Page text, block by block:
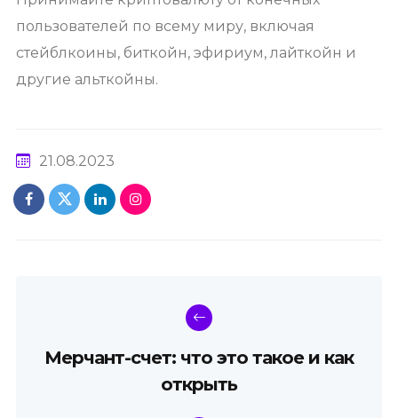
пользователей по всему миру, включая
стейблкоины, биткойн, эфириум, лайткойн и
другие альткойны.
21.08.2023
Мерчант-счет: что это такое и как
открыть